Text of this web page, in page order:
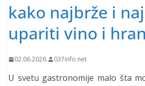
kako najbrže i
upariti vino i
02.06.2026. 037info.net
U svetu gastronomije malo šta